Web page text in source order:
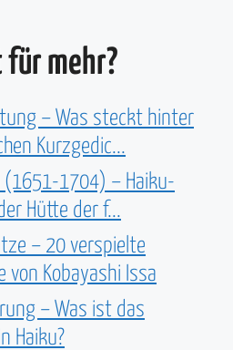
für mehr?
– Was steckt hinter
Kurzgedic...
(1651-1704) – Haiku-
Hütte der f...
– 20 verspielte
von Kobayashi Issa
– Was ist das
Haiku?